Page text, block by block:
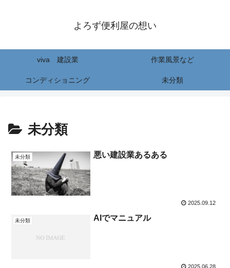
よろず便利屋の想い
viva 建設業 作業風景など
コンディショニング 未分類
未分類
未分類 悪い建設業あるある
2025.09.12
未分類 AIでマニュアル
2025.06.28